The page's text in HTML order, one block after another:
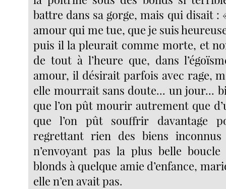
battre dans sa gorge, mais qui disait :
amour qui me tue, que je suis
puis il la pleurait comme morte, et
de tout à l’heure que, dans
amour, il désirait parfois avec rage,
elle mourrait sans doute... un jour...
que l’on pût mourir autrement que
que l’on pût souffrir davantage
regrettant rien des biens
n’envoyant pas la plus belle
blonds à quelque amie d’enfance,
elle n’en avait pas.